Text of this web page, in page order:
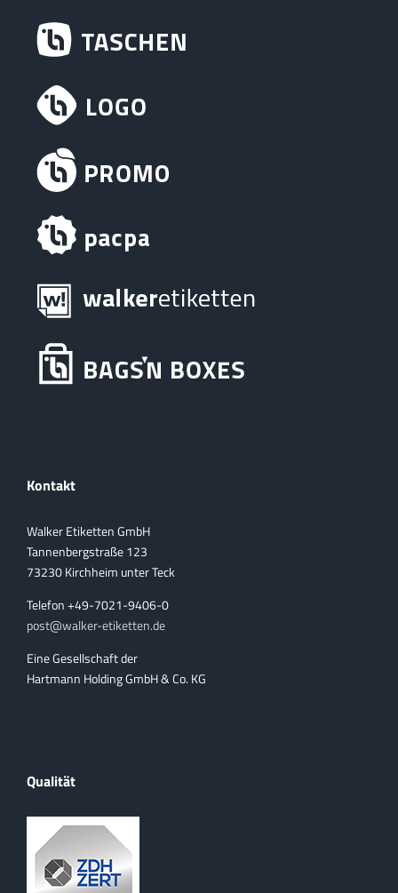
Kontakt
Walker Etiketten GmbH
Tannenbergstraße 123
73230 Kirchheim unter Teck
Telefon +49-7021-9406-0
post@walker-etiketten.de
Eine Gesellschaft der
Hartmann Holding GmbH & Co. KG
Qualität